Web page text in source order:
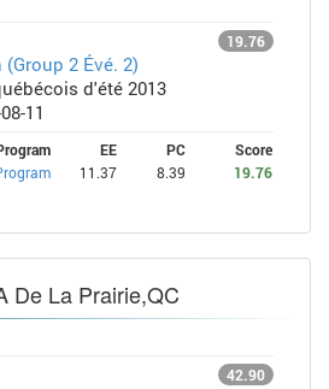
19.76
2 Évé. 2)
d'été 2013
11
EE PC
Score
11.37 8.39 19.76
De La Prairie,QC
42.90